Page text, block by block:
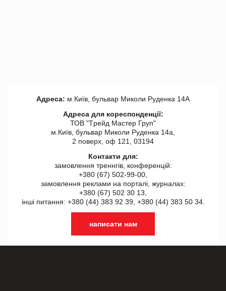
Адреса: м.Київ, бульвар Миколи Руденка 14А
Адреса для кореспонденції:
ТОВ "Tрейд Мастер Груп"
м.Київ, бульвар Миколи Руденка 14а,
2 поверх, оф 121, 03194
Контакти для:
замовлення треннгів, конференцій:
+380 (67) 502-99-00,
замовлення реклами на порталі, журналах:
+380 (67) 502 30 13,
інші питання: +380 (44) 383 92 39, +380 (44) 383 50 34.
написати нам